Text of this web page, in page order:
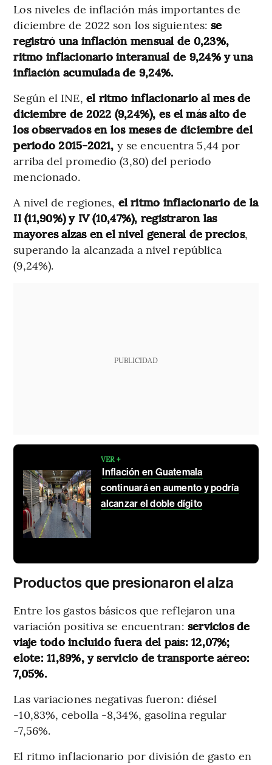
Los niveles de inflación más importantes de
diciembre de 2022 son los siguientes:se
registró una inflación mensual de 0,23%,
ritmo inflacionario interanual de 9,24% y una
inflación acumulada de 9,24%.
Según el INE, el ritmo inflacionario al mes de
diciembre de 2022 (9,24%), es el más alto de
los observados en los meses de diciembre del
periodo 2015-2021, y se encuentra 5,44 por
arriba del promedio (3,80) del periodo
mencionado.
A nivel de regiones, el ritmo inflacionario de la
II (11,90%) y IV (10,47%), registraron las
mayores alzas en el nivel general de precios,
superando la alcanzada a nivel república
(9,24%).
PUBLICIDAD
VER +
Inflación en Guatemala
continuará en aumento y podría
alcanzar el doble dígito
Productos que presionaron el alza
Entre los gastos básicos que reflejaron una
variación positiva se encuentran: servicios de
viaje todo incluido fuera del país: 12,07%;
elote: 11,89%, y servicio de transporte aéreo:
7,05%.
Las variaciones negativas fueron: diésel
-10,83%, cebolla -8,34%, gasolina regular
-7,56%.
El ritmo inflacionario por división de gasto en